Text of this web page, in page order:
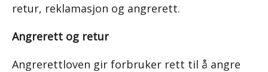
retur, reklamasjon og angrerett.
Angrerett og retur
Angrerettloven gir forbruker rett til å angre